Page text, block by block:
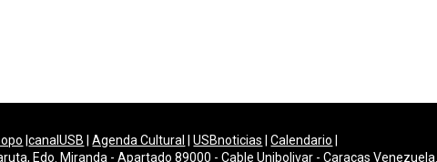
|canalUSB |Agenda Cultural |USBnoticias |Calendario
Edo. Miranda - Apartado 89000 - Cable Unibolivar - Caracas